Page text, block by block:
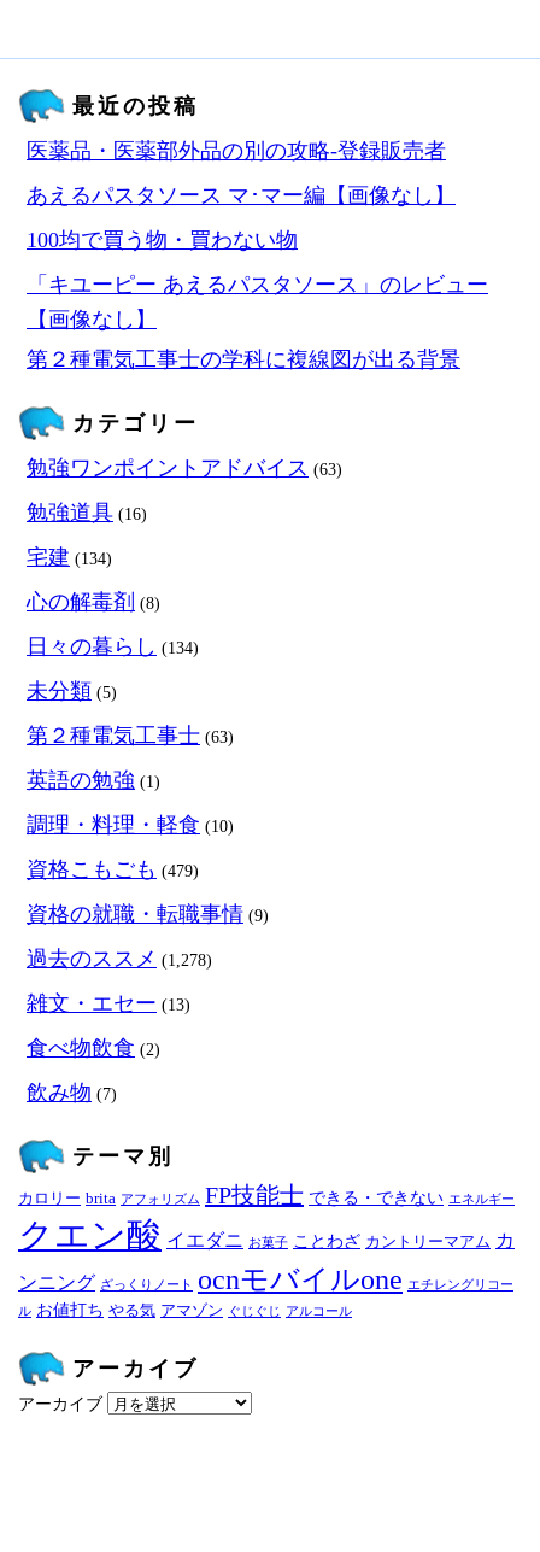
最近の投稿
医薬品・医薬部外品の別の攻略‐登録販売者
あえるパスタソース マ･マー編【画像なし】
100均で買う物・買わない物
「キユーピー あえるパスタソース」のレビュー
【画像なし】
第２種電気工事士の学科に複線図が出る背景
カテゴリー
勉強ワンポイントアドバイス (63)
勉強道具 (16)
宅建 (134)
心の解毒剤 (8)
日々の暮らし (134)
未分類 (5)
第２種電気工事士 (63)
英語の勉強 (1)
調理・料理・軽食 (10)
資格こもごも (479)
資格の就職・転職事情 (9)
過去のススメ (1,278)
雑文・エセー (13)
食べ物飲食 (2)
飲み物 (7)
テーマ別
カロリー brita アフォリズム FP技能士 できる・できない エネルギー
クエン酸 イエダニ お菓子 ことわざ カントリーマアム カ
ンニング ざっくりノート ocnモバイルone エチレングリコー
ル お値打ち やる気 アマゾン ぐじぐじ アルコール
アーカイブ
アーカイブ